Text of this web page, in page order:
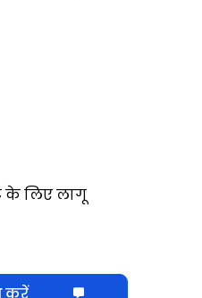
लिए लागू
करें